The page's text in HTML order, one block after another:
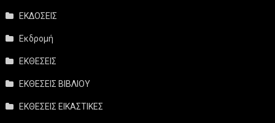
ΕΚΔΟΣΕΙΣ
Εκδρομή
ΕΚΘΕΣΕΙΣ
ΕΚΘΕΣΕΙΣ ΒΙΒΛΙΟΥ
ΕΚΘΕΣΕΙΣ ΕΙΚΑΣΤΙΚΕΣ